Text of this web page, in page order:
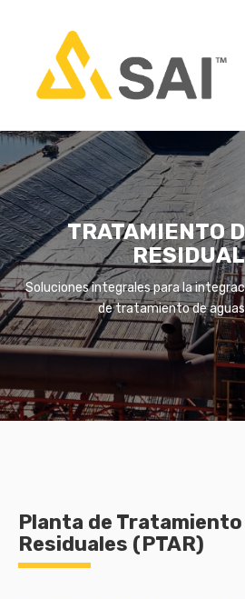
TRATAMIENTO
Soluciones integrales para la
de tratamiento de aguas
Planta de Tratamiento
Residuales (PTAR)